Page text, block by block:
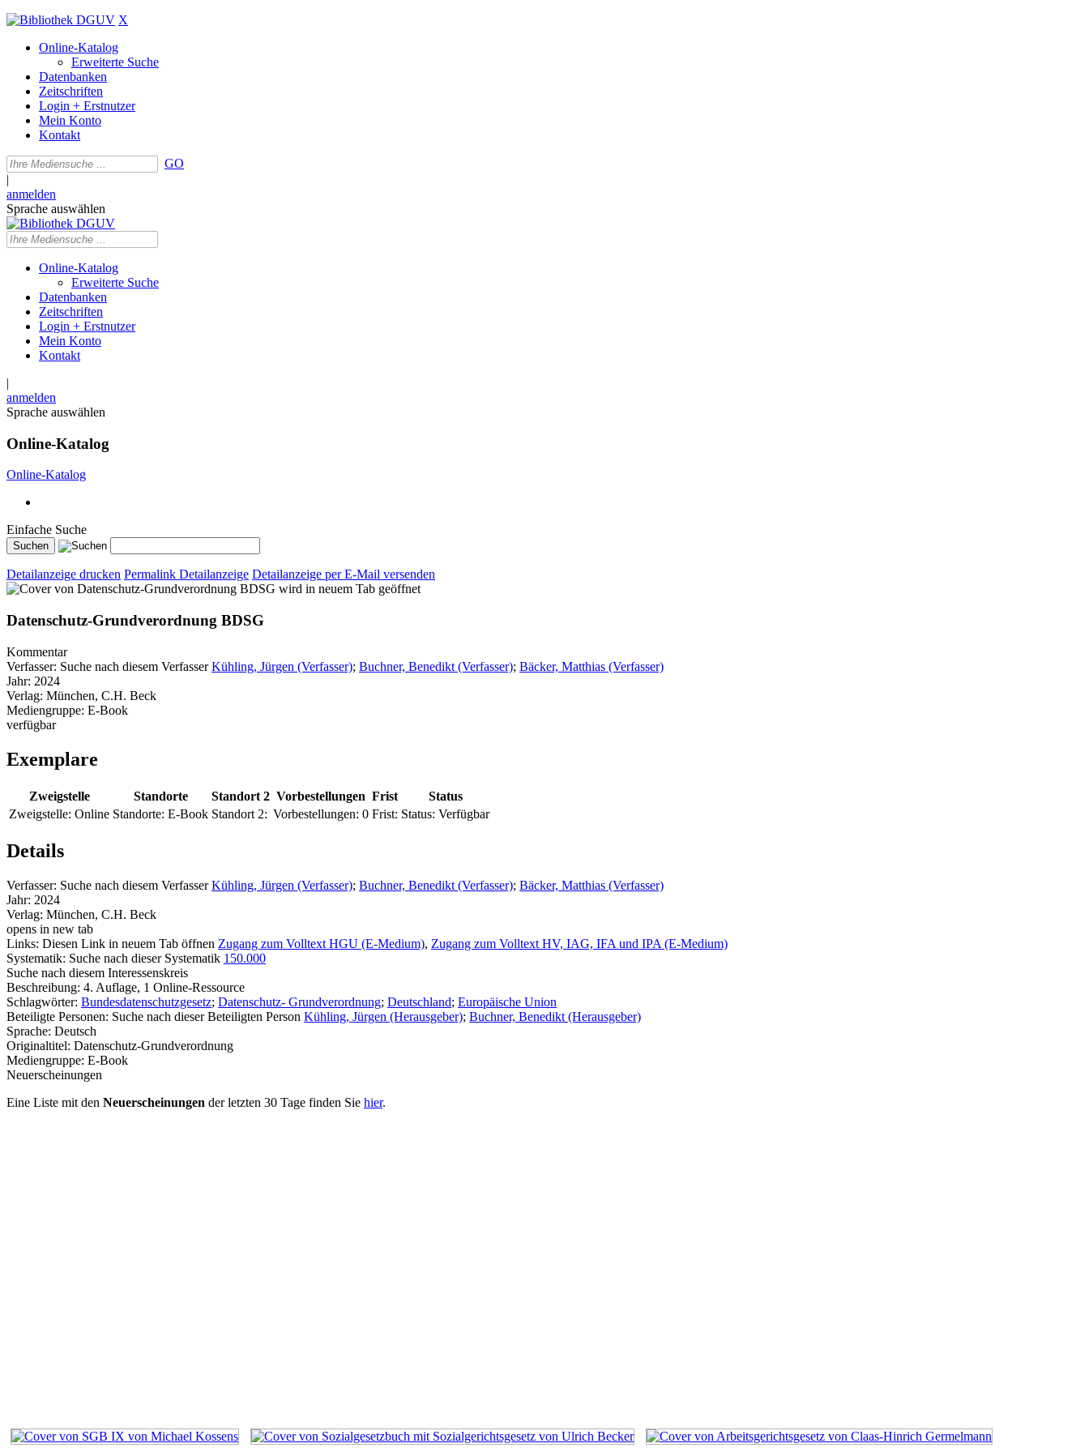
X
Online-Katalog
Erweiterte Suche
Datenbanken
Zeitschriften
Login + Erstnutzer
Mein Konto
Kontakt
GO
|
anmelden
Sprache auswählen
Online-Katalog
Erweiterte Suche
Datenbanken
Zeitschriften
Login + Erstnutzer
Mein Konto
Kontakt
|
anmelden
Sprache auswählen
Online-Katalog
Online-Katalog
Einfache Suche
Detailanzeige drucken Permalink Detailanzeige Detailanzeige per E-Mail versenden
wird in neuem Tab geöffnet
Datenschutz-Grundverordnung BDSG
Kommentar
Verfasser: Suche nach diesem Verfasser Kühling, Jürgen (Verfasser); Buchner, Benedikt (Verfasser); Bäcker, Matthias (Verfasser)
Jahr: 2024
Verlag: München, C.H. Beck
Mediengruppe: E-Book
verfügbar
Exemplare
Zweigstelle Standorte Standort 2 Vorbestellungen Frist
Status
Zweigstelle: Online Standorte: E-Book Standort 2: Vorbestellungen: 0 Frist: Status: Verfügbar
Details
Verfasser: Suche nach diesem Verfasser Kühling, Jürgen (Verfasser); Buchner, Benedikt (Verfasser); Bäcker, Matthias (Verfasser)
Jahr: 2024
Verlag: München, C.H. Beck
opens in new tab
Links: Diesen Link in neuem Tab öffnen Zugang zum Volltext HGU (E-Medium), Zugang zum Volltext HV, IAG, IFA und IPA (E-Medium)
Systematik: Suche nach dieser Systematik 150.000
Suche nach diesem Interessenskreis
Beschreibung: 4. Auflage, 1 Online-Ressource
Schlagwörter: Bundesdatenschutzgesetz; Datenschutz- Grundverordnung; Deutschland; Europäische Union
Beteiligte Personen: Suche nach dieser Beteiligten Person Kühling, Jürgen (Herausgeber); Buchner, Benedikt (Herausgeber)
Sprache: Deutsch
Originaltitel: Datenschutz-Grundverordnung
Mediengruppe: E-Book
Neuerscheinungen
Eine Liste mit den Neuerscheinungen der letzten 30 Tage finden Sie hier.